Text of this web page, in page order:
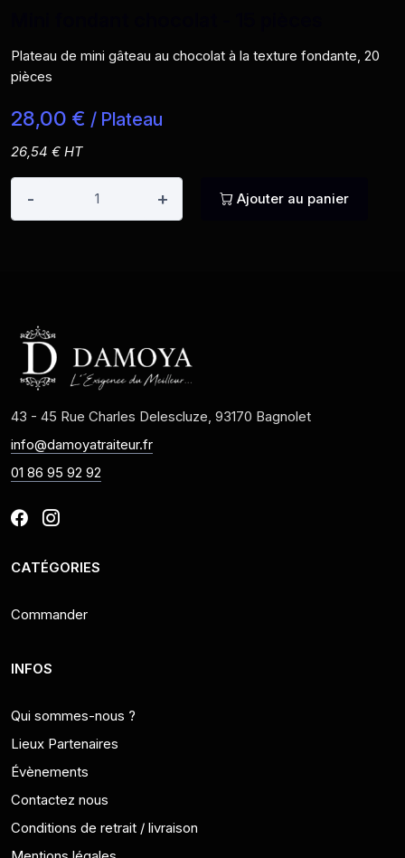
Plateau de mini gâteau au chocolat à la texture fondante, 20
pièces
28,00 € / Plateau
26,54 € HT
- + Ajouter au panier
43 - 45 Rue Charles Delescluze, 93170 Bagnolet
info@damoyatraiteur.fr
01 86 95 92 92
CATÉGORIES
Commander
INFOS
Qui sommes-nous ?
Lieux Partenaires
Évènements
Contactez nous
Conditions de retrait / livraison